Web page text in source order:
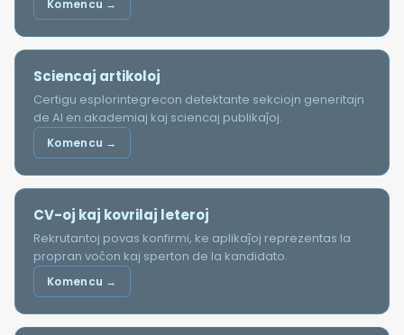
Komencu →
Sciencaj artikoloj
Certigu esplorintegrecon detektante sekciojn generitajn
de AI en akademiaj kaj sciencaj publikaĵoj.
Komencu →
CV-oj kaj kovrilaj leteroj
Rekrutantoj povas konfirmi, ke aplikaĵoj reprezentas la
propran voĉon kaj sperton de la kandidato.
Komencu →